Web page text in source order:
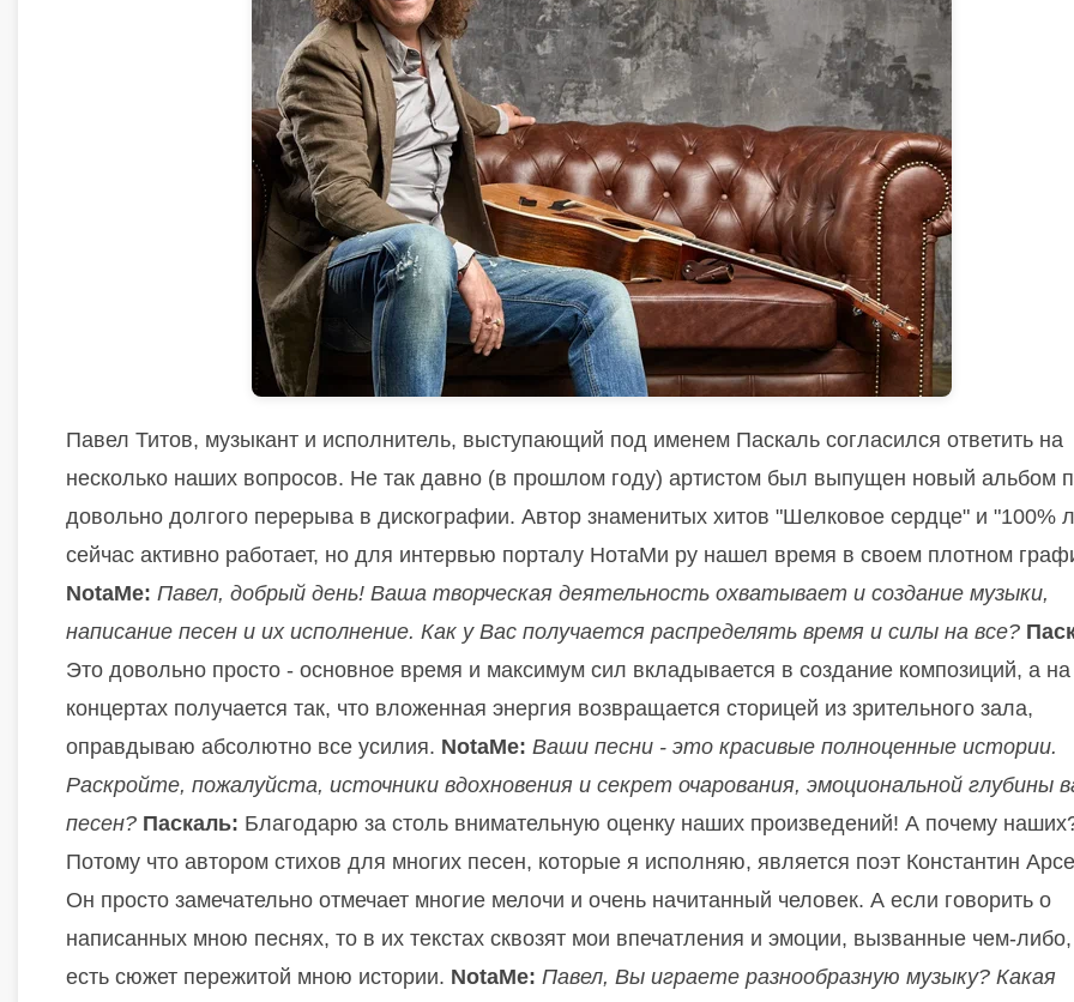
Павел Титов, музыкант и исполнитель, выступающий под именем Паскаль согласился ответить на
несколько наших вопросов. Не так давно (в прошлом году) артистом был выпущен новый альбом
довольно долгого перерыва в дискографии. Автор знаменитых хитов "Шелковое сердце" и "100%
сейчас активно работает, но для интервью порталу НотаМи ру нашел время в своем плотном
NotaMe: Павел, добрый день! Ваша творческая деятельность охватывает и создание музыки,
написание песен и их исполнение. Как у Вас получается распределять время и силы на все?
Это довольно просто - основное время и максимум сил вкладывается в создание композиций, а на
концертах получается так, что вложенная энергия возвращается сторицей из зрительного зала,
оправдываю абсолютно все усилия. NotaMe: Ваши песни - это красивые полноценные истории.
Раскройте, пожалуйста, источники вдохновения и секрет очарования, эмоциональной глубины
песен? Паскаль: Благодарю за столь внимательную оценку наших произведений! А почему
Потому что автором стихов для многих песен, которые я исполняю, является поэт Константин
Он просто замечательно отмечает многие мелочи и очень начитанный человек. А если говорить о
написанных мною песнях, то в их текстах сквозят мои впечатления и эмоции, вызванные чем-либо,
есть сюжет пережитой мною истории. NotaMe: Павел, Вы играете разнообразную музыку? Какая